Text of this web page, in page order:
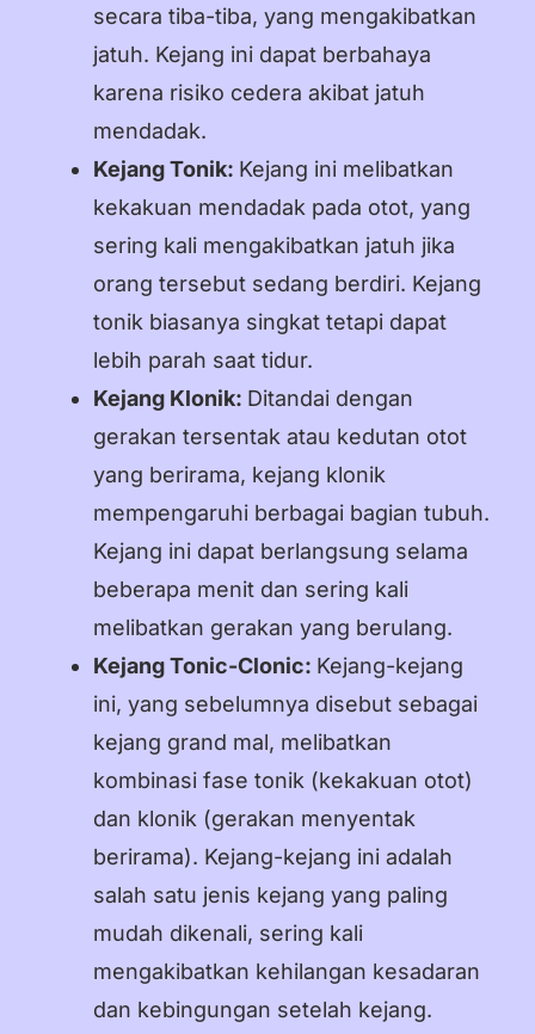
secara tiba-tiba, yang mengakibatkan
jatuh. Kejang ini dapat berbahaya
karena risiko cedera akibat jatuh
mendadak.
Kejang Tonik: Kejang ini melibatkan
kekakuan mendadak pada otot, yang
sering kali mengakibatkan jatuh jika
orang tersebut sedang berdiri. Kejang
tonik biasanya singkat tetapi dapat
lebih parah saat tidur.
Kejang Klonik: Ditandai dengan
gerakan tersentak atau kedutan otot
yang berirama, kejang klonik
mempengaruhi berbagai bagian tubuh.
Kejang ini dapat berlangsung selama
beberapa menit dan sering kali
melibatkan gerakan yang berulang.
Kejang Tonic-Clonic: Kejang-kejang
ini, yang sebelumnya disebut sebagai
kejang grand mal, melibatkan
kombinasi fase tonik (kekakuan otot)
dan klonik (gerakan menyentak
berirama). Kejang-kejang ini adalah
salah satu jenis kejang yang paling
mudah dikenali, sering kali
mengakibatkan kehilangan kesadaran
dan kebingungan setelah kejang.